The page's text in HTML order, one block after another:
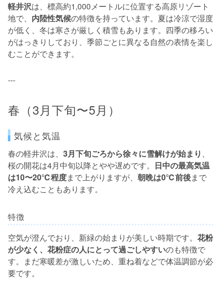
軽井沢は、標高約1,000メートルに位置する高原リゾート
地で、 内陸性気候の特徴を持っています。夏は冷涼で湿度
が低く、冬は寒さが厳しく積雪もあります。四季の移ろい
がはっきりしており、季節ごとに異なる自然の表情を楽し
むことができます。
---
春（3月下旬〜5月）
気候と気温
春の軽井沢は、 3月下旬ごろから徐々に雪解けが始まり 、
桜の開花は4月中旬以降とやや遅めです。 日中の最高気温
は10〜20℃程度まで上がりますが、 朝晩は0℃前後まで
冷え込むこともあります。
特徴
空気が澄んでおり、新緑の始まりが美しい時期です。 花粉
が少なく、花粉症の人にとって過ごしやすいのも特徴で
す。まだ寒暖差が激しいため、重ね着などで体温調節が必
要です。